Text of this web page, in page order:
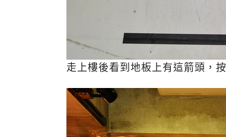
走上樓後看到地板上有這箭頭，